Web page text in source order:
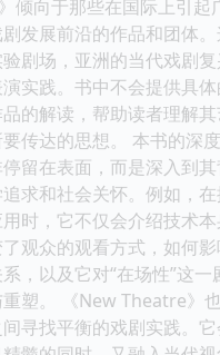
倾向于那些在国际上引起
发展前沿的作品和团体
剧场，亚洲的当代戏剧
实践。书中不会提供具
的解读，帮助读者理解
传达的思想。 本书的深
留在表面，而是深入到
求和社会关怀。例如，
时，它不仅会介绍技术
观众的观看方式，如何
，以及它对“在场性”这
塑。 《New Theatre》
寻找平衡的戏剧实践。